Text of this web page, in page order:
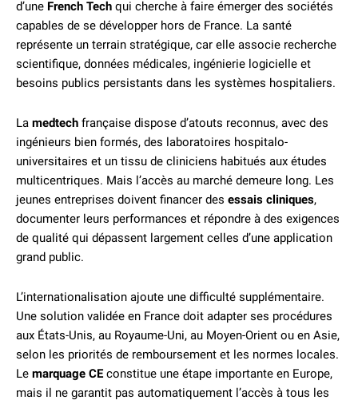
d’une French Tech qui cherche à faire émerger des sociétés
capables de se développer hors de France. La santé
représente un terrain stratégique, car elle associe recherche
scientifique, données médicales, ingénierie logicielle et
besoins publics persistants dans les systèmes hospitaliers.
La medtech française dispose d’atouts reconnus, avec des
ingénieurs bien formés, des laboratoires hospitalo-
universitaires et un tissu de cliniciens habitués aux études
multicentriques. Mais l’accès au marché demeure long. Les
jeunes entreprises doivent financer des essais cliniques,
documenter leurs performances et répondre à des exigences
de qualité qui dépassent largement celles d’une application
grand public.
L’internationalisation ajoute une difficulté supplémentaire.
Une solution validée en France doit adapter ses procédures
aux États-Unis, au Royaume-Uni, au Moyen-Orient ou en Asie,
selon les priorités de remboursement et les normes locales.
Le marquage CEconstitue une étape importante en Europe,
mais il ne garantit pas automatiquement l’accès à tous les